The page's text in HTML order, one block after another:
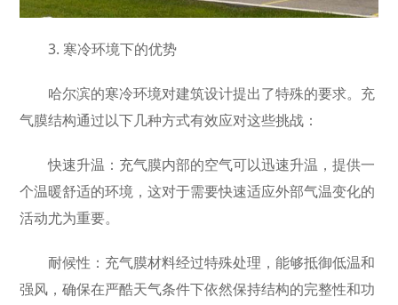
3. 寒冷环境下的优势
哈尔滨的寒冷环境对建筑设计提出了特殊的要求。充
气膜结构通过以下几种方式有效应对这些挑战：
快速升温：充气膜内部的空气可以迅速升温，提供一
个温暖舒适的环境，这对于需要快速适应外部气温变化的
活动尤为重要。
耐候性：充气膜材料经过特殊处理，能够抵御低温和
强风，确保在严酷天气条件下依然保持结构的完整性和功